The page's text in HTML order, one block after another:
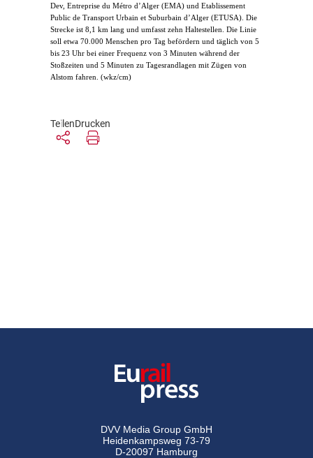
Dev, Entreprise du Métro d’Alger (EMA) und Etablissement
Public de Transport Urbain et Suburbain d’Alger (ETUSA). Die
Strecke ist 8,1 km lang und umfasst zehn Haltestellen. Die Linie
soll etwa 70.000 Menschen pro Tag befördern und täglich von 5
bis 23 Uhr bei einer Frequenz von 3 Minuten während der
Stoßzeiten und 5 Minuten zu Tagesrandlagen mit Zügen von
Alstom fahren. (wkz/cm)
TeilenDrucken
DVV Media Group GmbH
Heidenkampsweg 73-79
D-20097 Hamburg